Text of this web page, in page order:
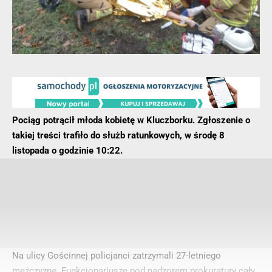
Na ulicy Gościnnej policjanci zatrzymali 27-letniego
Pociąg potrącił młoda kobietę w Kluczborku. Zgłoszenie o
takiej treści trafiło do służb ratunkowych, w środę 8
listopada o godzinie 10:22.